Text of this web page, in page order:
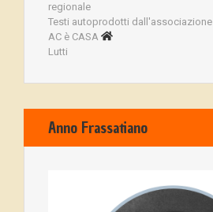
regionale
Testi autoprodotti dall'associazione
AC è CASA
Lutti
Anno Frassatiano